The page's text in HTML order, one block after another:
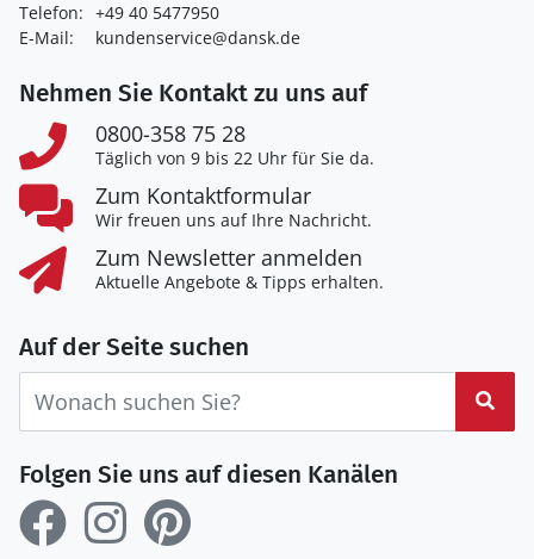
Telefon: +49 40 5477950
E-Mail:
kundenservice@dansk.de
Nehmen Sie Kontakt zu uns auf
0800-358 75 28
Täglich von 9 bis 22 Uhr für Sie da.
Zum Kontaktformular
Wir freuen uns auf Ihre Nachricht.
Zum Newsletter anmelden
Aktuelle Angebote & Tipps erhalten.
Auf der Seite suchen
Folgen Sie uns auf diesen Kanälen